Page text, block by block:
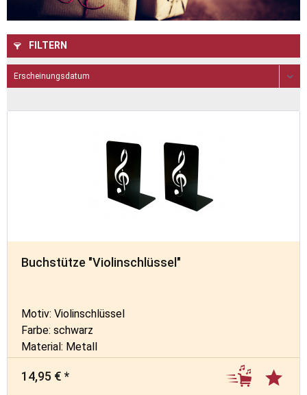
FILTERN
Buchstütze "Violinschlüssel"
Motiv: Violinschlüssel
Farbe: schwarz
Material: Metall
14,95 € *